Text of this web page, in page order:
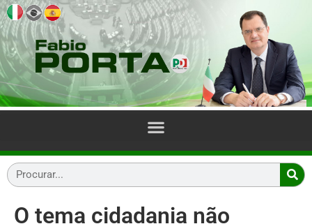
O tema cidadania não